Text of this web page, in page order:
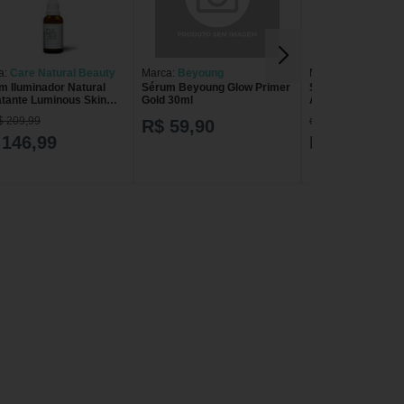
Care Natural Beauty
Iluminador Natural
Luminous Skin
Rosé
209,99
Marca: Beyoung
Sérum Beyoung Glow Primer
Gold 30ml
R$ 59,90
Marca:
Sérum Noturno
Ácido Hialurônico
de R$ 109,80
R$ 98,80